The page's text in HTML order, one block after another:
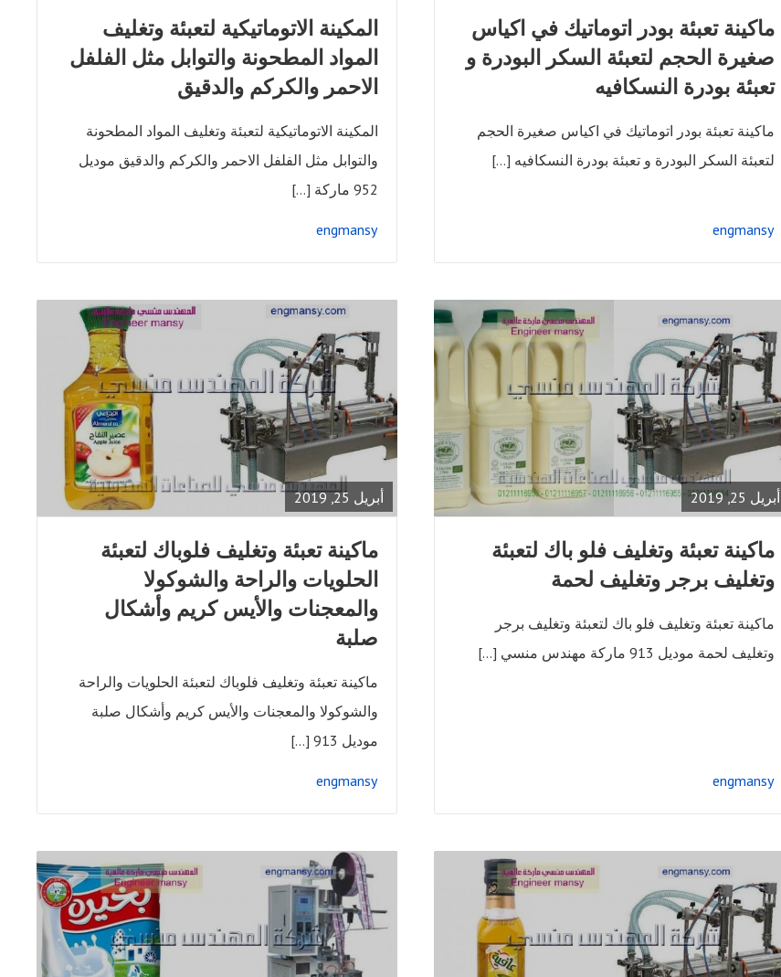
ماكينة تعبئة بودر اتوماتيك في اكياس
صغيرة الحجم لتعبئة السكر البودرة و
تعبئة بودرة النسكافيه
ماكينة تعبئة بودر اتوماتيك في اكياس صغيرة الحجم
لتعبئة السكر البودرة و تعبئة بودرة النسكافيه […]
engmansy
المكينة الاتوماتيكية لتعبئة وتغليف
المواد المطحونة والتوابل مثل الفلفل
الاحمر والكركم والدقيق
المكينة الاتوماتيكية لتعبئة وتغليف المواد المطحونة
والتوابل مثل الفلفل الاحمر والكركم والدقيق موديل
952 ماركة […]
engmansy
أبريل 25, 2019
READ
FULL
POST
ماكينة تعبئة وتغليف فلو باك لتعبئة
وتغليف برجر وتغليف لحمة
ماكينة تعبئة وتغليف فلو باك لتعبئة وتغليف برجر
وتغليف لحمة موديل 913 ماركة مهندس منسي […]
engmansy
أبريل 25, 2019
POST
ماكينة تعبئة وتغليف فلوباك لتعبئة
الحلويات والراحة والشوكولا
والمعجنات والأيس كريم وأشكال
صلبة
ماكينة تعبئة وتغليف فلوباك لتعبئة الحلويات والراحة
والشوكولا والمعجنات والأيس كريم وأشكال صلبة
موديل 913 […]
engmansy